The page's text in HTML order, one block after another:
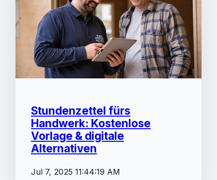
Stundenzettel fürs
Handwerk: Kostenlose
Vorlage & digitale
Alternativen
Jul 7, 2025 11:44:19 AM